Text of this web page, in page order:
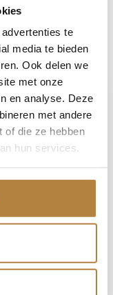
te
media te bieden
Ook delen we
met onze
en analyse. Deze
met andere
of die ze hebben
hun services.